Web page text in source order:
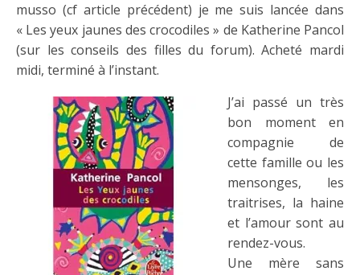
musso (cf article précédent) je me suis lancée dans
« Les yeux jaunes des crocodiles » de Katherine Pancol
(sur les conseils des filles du forum). Acheté mardi
midi, terminé à l’instant.
J’ai passé un très
bon moment en
compagnie de
cette famille ou les
mensonges, les
traitrises, la haine
et l’amour sont au
rendez-vous.
Une mère sans